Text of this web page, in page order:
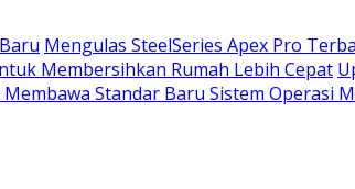
Mengulas SteelSeries Apex Pro
Membersihkan Rumah Lebih Cepat
Standar Baru Sistem Operasi